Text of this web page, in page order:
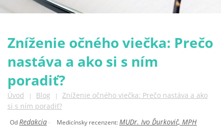
Zníženie očného viečka: Prečo
nastáva a ako si s ním
poradiť?
Úvod | Blog |
Zníženie očného viečka: Prečo nastáva a ako
si s ním poradiť?
OdRedakcia- Medicínsky recenzent:MUDr. Ivo Ďurkovič, MPH